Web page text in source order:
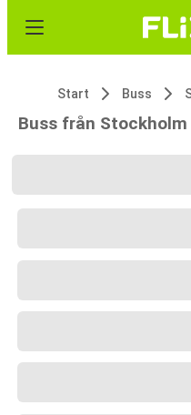
Start Buss
Buss från